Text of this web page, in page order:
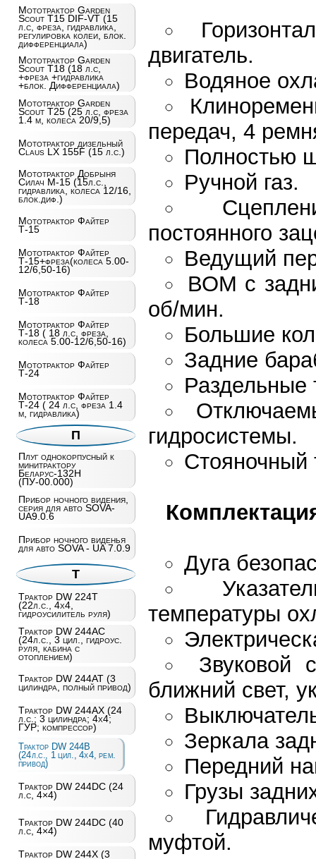
Мототрактор Garden
Scout T15 DIF-VT (15
л.с, фреза, гидравлика,
регулировка колеи, блок.
дифференциала)
Мототрактор Garden
Scout T18 (18 л.с,
+фреза +гидравлика
+блок. Дифференциала)
Мототрактор Garden
Scout T25 (25 л.с, фреза
1.4 м, колеса 20/9,5)
Мототрактор дизельный
Claus LX 155F (15 л.с.)
Мототрактор Добрыня
Силач М-15 (15л.с.,
гидравлика, колеса 12/16,
блок.диф.)
Мототрактор Файтер
Т-15
Мототрактор Файтер
Т-15+фреза(колеса 5.00-
12/6,50-16)
Мототрактор Файтер
Т-18
Мототрактор Файтер
Т-18 ( 18 л.с, фреза,
колеса 5.00-12/6,50-16)
Мототрактор Файтер
Т-24
Мототрактор Файтер
Т-24 ( 24 л.с, фреза 1.4
м, гидравлика)
П
Плуг однокорпусный к
минитрактору
Беларус-132Н
(ПУ-00.000)
Прибор ночного видения,
серия для авто SOVA-
UA9.0.6
Прибор ночного виденья
для авто SOVA - UA 7.0.9
Т
Трактор DW 224T
(22л.с., 4х4,
гидроусилитель руля)
Трактор DW 244AC
(24л.с., 3 цил., гидроус.
руля, кабина с
отоплением)
Трактор DW 244AT (3
цилиндра, полный привод)
Трактор DW 244AХ (24
л.с.; 3 цилиндра; 4х4;
ГУР; компрессор)
Трактор DW 244B
(24л.с., 1 цил., 4х4, рем.
привод)
Трактор DW 244DC (24
л.с, 4×4)
Трактор DW 244DC (40
л.с, 4×4)
Трактор DW 244X (3
двигатель.
Водяное
передач, 4
Полностью
Ручной газ.
постоянного
Ведущий
ВОМ с
об/мин.
Большие
Задние
Раздельные
гидросистемы.
Стояночный
Дуга
температуры
Звуковой
ближний свет,
Зеркала
Передний
Грузы
муфтой.